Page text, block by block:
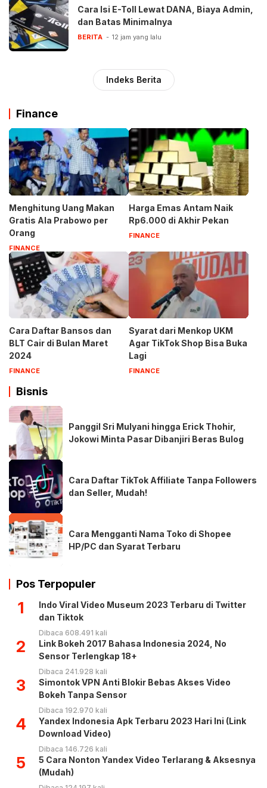
Cara Isi E-Toll Lewat DANA, Biaya Admin,
dan Batas Minimalnya
BERITA 12 jam yang lalu
Indeks Berita
Finance
Menghitung Uang Makan
Gratis Ala Prabowo per
Orang
FINANCE
Harga Emas Antam Naik
Rp6.000 di Akhir Pekan
FINANCE
Cara Daftar Bansos dan
BLT Cair di Bulan Maret
2024
FINANCE
Syarat dari Menkop UKM
Agar TikTok Shop Bisa Buka
Lagi
FINANCE
Bisnis
Panggil Sri Mulyani hingga Erick Thohir,
Jokowi Minta Pasar Dibanjiri Beras Bulog
Cara Daftar TikTok Affiliate Tanpa Followers
dan Seller, Mudah!
Cara Mengganti Nama Toko di Shopee
HP/PC dan Syarat Terbaru
Pos Terpopuler
1
Indo Viral Video Museum 2023 Terbaru di Twitter
dan Tiktok
Dibaca 608.491 kali
2
Link Bokeh 2017 Bahasa Indonesia 2024, No
Sensor Terlengkap 18+
Dibaca 241.928 kali
3
Simontok VPN Anti Blokir Bebas Akses Video
Bokeh Tanpa Sensor
Dibaca 192.970 kali
4
Yandex Indonesia Apk Terbaru 2023 Hari Ini (Link
Download Video)
Dibaca 146.726 kali
5
5 Cara Nonton Yandex Video Terlarang & Aksesnya
(Mudah)